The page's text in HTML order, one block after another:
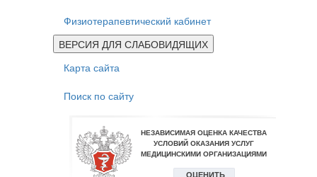
Физиотерапевтический кабинет
ВЕРСИЯ ДЛЯ СЛАБОВИДЯЩИХ
Карта сайта
Поиск по сайту